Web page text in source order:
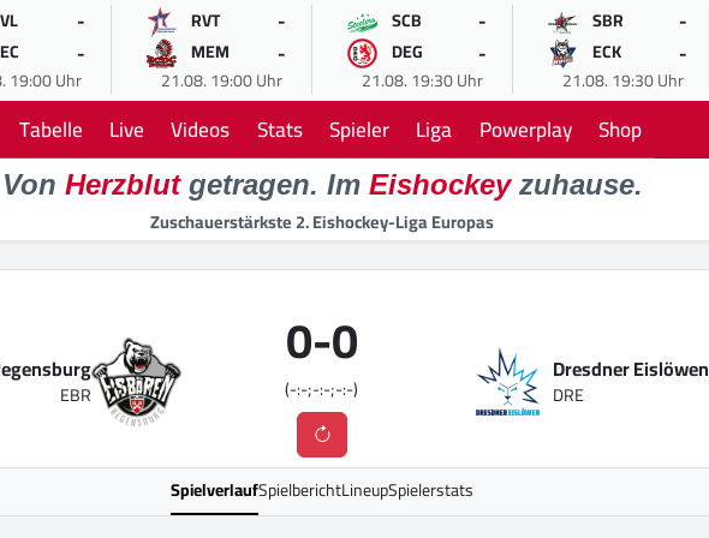
-
-
19:00 Uhr
RVT -
MEM -
21.08. 19:00 Uhr
SCB -
DEG -
21.08. 19:30 Uhr
SBR -
ECK -
21.08. 19:30 Uhr
Tabelle Live Videos Stats Spieler Liga Powerplay Shop
Von Herzblutgetragen. Im Eishockeyzuhause.
Zuschauerstärkste 2. Eishockey-Liga Europas
EBR
0-0
(-:-;-:-;-:-)
Dresdner Eislöwen
DRE
SpielverlaufSpielberichtLineupSpielerstats